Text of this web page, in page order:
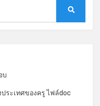
บ
ระเทศของครู ไฟล์doc